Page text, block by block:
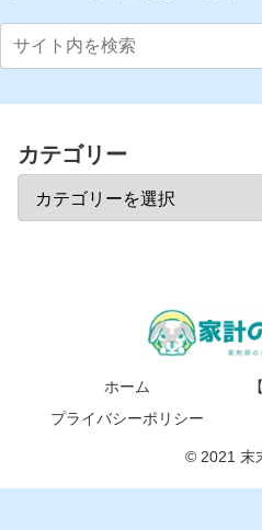
カテゴリー
ホーム
プライバシーポリシー
© 2021 末